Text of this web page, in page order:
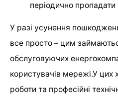
періодично пропадати
У разі усунення
все просто – цим
обслуговуючих
користувачів мережі.У цих
роботи та професійні